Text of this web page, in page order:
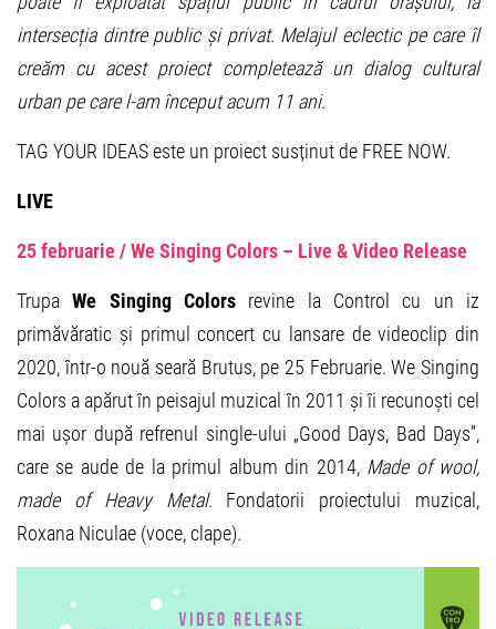
intersecția dintre public și privat. Melajul eclectic pe care îl
creăm cu acest proiect completează un dialog cultural
urban pe care l-am început acum 11 ani.
TAG YOUR IDEAS este un proiect susținut de FREE NOW.
LIVE
25 februarie / We Singing Colors – Live & Video Release
TrupaWe Singing Colors revine la Control cu un iz
primăvăratic și primul concert cu lansare de videoclip din
2020, într-o nouă seară Brutus, pe 25 Februarie. We Singing
Colors a apărut în peisajul muzical în 2011 și îi recunoști cel
mai ușor după refrenul single-ului „Good Days, Bad Days”,
care se aude de la primul album din 2014, Made of wool,
made of Heavy Metal. Fondatorii proiectului muzical,
Roxana Niculae (voce, clape).